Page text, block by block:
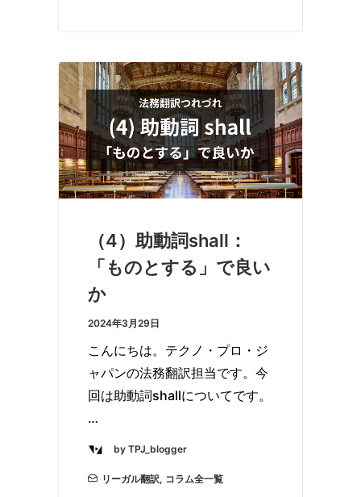
（4）助動詞shall：
「ものとする」で良い
か
2024年3月29日
こんにちは。テクノ・プロ・ジ
ャパンの法務翻訳担当です。今
回は助動詞shallについてです。
…
by TPJ_blogger
リーガル翻訳, コラム全一覧